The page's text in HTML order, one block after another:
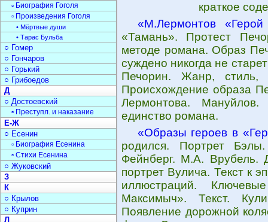
краткое
«М.Лермонтов
«Тамань». Протест
методе романа. Образ
суждено никогда не
Печорин. Жанр, стиль,
Происхождение образа
Лермонтова.
единство романа.
«Образы героев в
родился. Портрет
Фейнберг. М.А. Врубель.
портрет Вулича. Текст к
иллюстраций.
Максимыч». Текст.
Появление дорожной
▫ Биография Гоголя
▫ Произведения Гоголя
• Мёртвые души
• Тарас Бульба
○ Гомер
○ Гончаров
○ Горький
○ Грибоедов
Д
○ Достоевский
▫ Преступл. и наказание
Е-Ж
○ Есенин
▫ Биография Есенина
▫ Стихи Есенина
○ Жуковский
З
К
○ Крылов
○ Куприн
Л